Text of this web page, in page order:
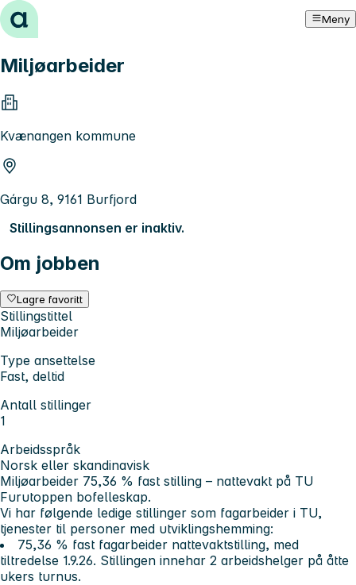
Hopp til innhold Meny
Miljøarbeider
Kvænangen kommune
Gárgu 8, 9161 Burfjord
Stillingsannonsen er inaktiv.
Om jobben
Lagre favoritt
Stillingstittel
Miljøarbeider
Type ansettelse
Fast, deltid
Antall stillinger
1
Arbeidsspråk
Norsk eller skandinavisk
Miljøarbeider 75,36 % fast stilling – nattevakt på TU
Furutoppen bofelleskap.
Vi har følgende ledige stillinger som fagarbeider i TU,
tjenester til personer med utviklingshemming:
75,36 % fast fagarbeider nattevaktstilling, med
tiltredelse 1.9.26. Stillingen innehar 2 arbeidshelger på åtte
ukers turnus.